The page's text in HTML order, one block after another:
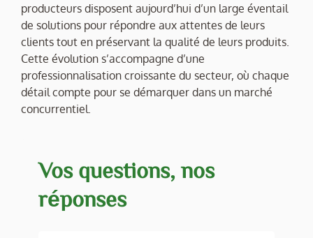
producteurs disposent aujourd’hui d’un large éventail
de solutions pour répondre aux attentes de leurs
clients tout en préservant la qualité de leurs produits.
Cette évolution s’accompagne d’une
professionnalisation croissante du secteur, où chaque
détail compte pour se démarquer dans un marché
concurrentiel.
Vos questions, nos
réponses